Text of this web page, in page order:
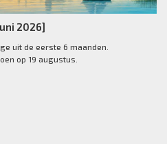
2026]
uit de eerste 6 maanden.
op 19 augustus.